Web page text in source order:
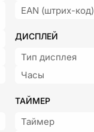
EAN (штрих-код)
ДИСПЛЕЙ
Тип дисплея
Часы
ТАЙМЕР
Таймер